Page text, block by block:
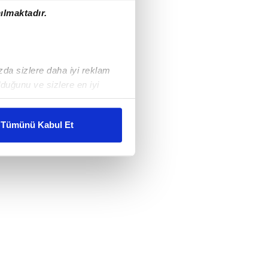
sizlere daha iyi reklam
ve sizlere en iyi
karşılamak
gösterilmeyecektir."
kullanılmaktadır. Bu
sunulması
ve sizlere yönelik
detaylı bilgi için Ayarlar
Tümünü Kabul Et